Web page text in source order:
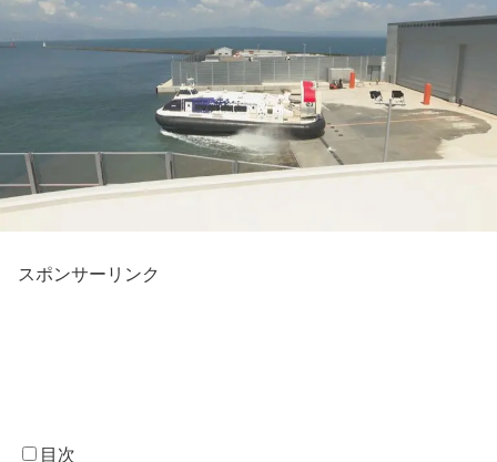
スポンサーリンク
目次